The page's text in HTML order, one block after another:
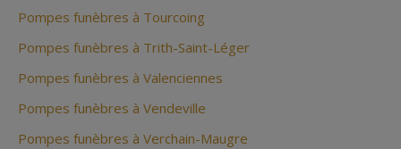
Pompes funèbres à Tourcoing
Pompes funèbres à Trith-Saint-Léger
Pompes funèbres à Valenciennes
Pompes funèbres à Vendeville
Pompes funèbres à Verchain-Maugre